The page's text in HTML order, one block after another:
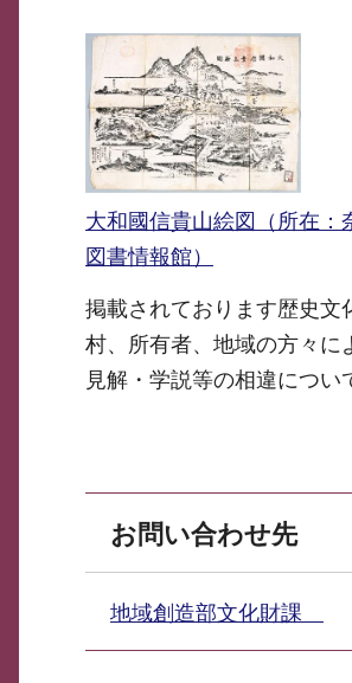
大和國信貴山絵図（所在：
図書情報館）
掲載されております歴史文
村、所有者、地域の方々に
見解・学説等の相違につい
お問い合わせ先
地域創造部文化財課